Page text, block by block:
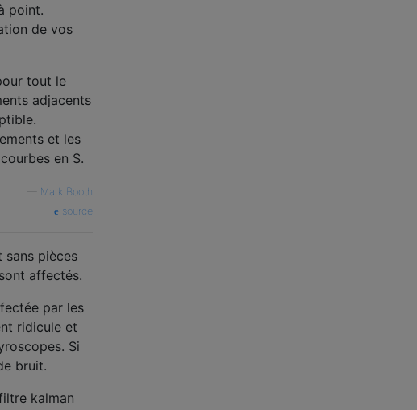
point.
de vos
tout le
adjacents
et les
en S.
Mark Booth
source
pièces
affectés.
par les
ridicule et
Si
bruit.
kalman